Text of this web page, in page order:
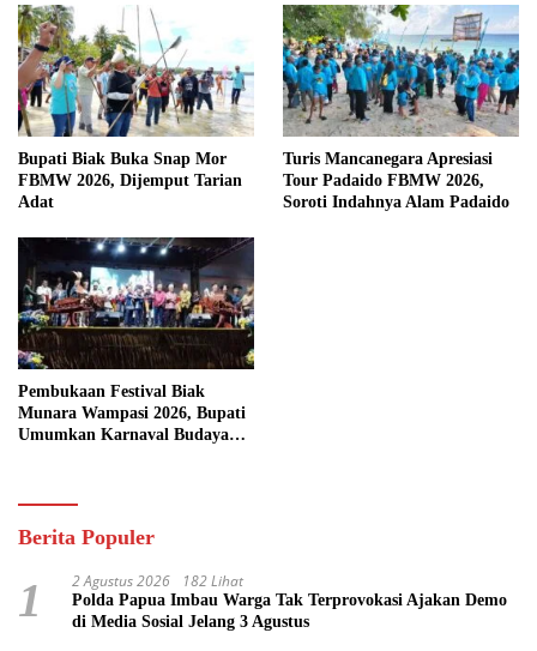
Bupati Biak Buka Snap Mor
FBMW 2026, Dijemput Tarian
Adat
Turis Mancanegara Apresiasi
Tour Padaido FBMW 2026,
Soroti Indahnya Alam Padaido
Pembukaan Festival Biak
Munara Wampasi 2026, Bupati
Umumkan Karnaval Budaya
Berita Populer
1 2 Agustus 2026 182 Lihat
Polda Papua Imbau Warga Tak Terprovokasi Ajakan Demo
di Media Sosial Jelang 3 Agustus